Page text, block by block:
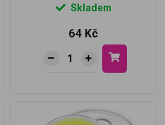
Skladem
64 Kč